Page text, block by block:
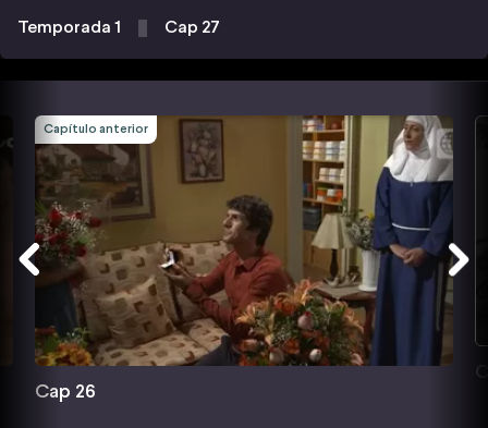
Temporada 1 Cap 27
Capítulo anterior
Cap 26